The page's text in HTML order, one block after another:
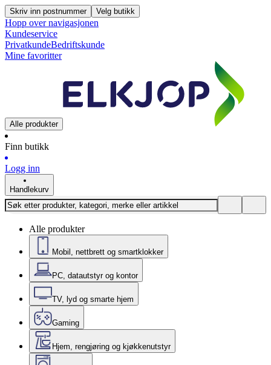
Skriv inn postnummer Velg butikk
Hopp over navigasjonen
Kundeservice
PrivatkundeBedriftskunde
Mine favoritter
Alle produkter
Finn butikk
Logg inn
Handlekurv
Alle produkter
Mobil, nettbrett og smartklokker
PC, datautstyr og kontor
TV, lyd og smarte hjem
Gaming
Hjem, rengjøring og kjøkkenutstyr